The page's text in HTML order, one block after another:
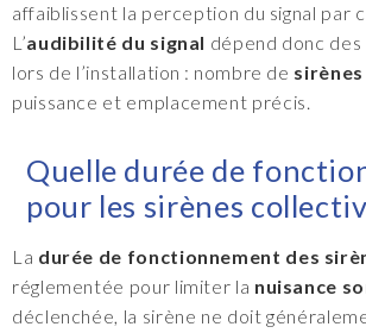
affaiblissent la perception du signal par
L’audibilité du signal dépend donc
lors de l’installation : nombre de
puissance et emplacement précis.
Quelle durée de
pour les sirènes
La durée de fonctionnement des
réglementée pour limiter la nuisance
déclenchée, la sirène ne doit